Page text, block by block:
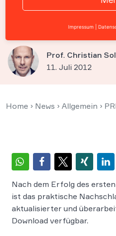
Filesharing ab
kostenloses E-
Prof. Christian
11. Juli 2012
Home › News › Allgemein ›
Nach dem Erfolg des
ist das praktische
aktualisierter und
Download verfügbar.
Impressum